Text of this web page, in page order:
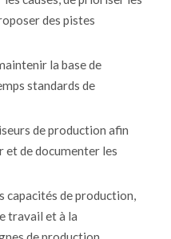
des pistes
la base de
standards de
de production afin
et de documenter les
capacités de production,
travail et à la